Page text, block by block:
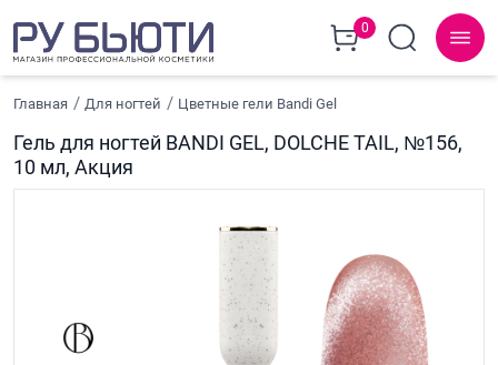
0
Главная Для ногтей Цветные гели Bandi Gel
Гель для ногтей BANDI GEL, DOLCHE TAIL, №156,
10 мл, Акция